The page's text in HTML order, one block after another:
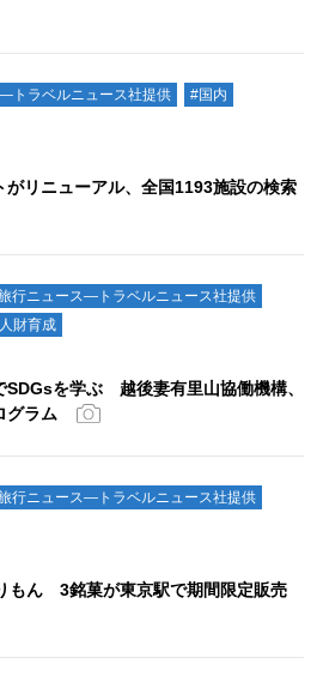
トラベルニュース社提供
#国内
リニューアル、全国1193施設の検索
行ニュース―トラベルニュース社提供
財育成
SDGsを学ぶ 越後妻有里山協働機構、
グラム
行ニュース―トラベルニュース社提供
もん 3銘菓が東京駅で期間限定販売